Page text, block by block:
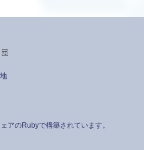
アのRubyで構築されています。